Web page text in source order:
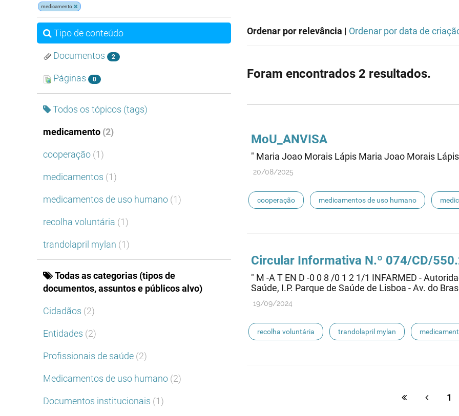
medicamento
Tipo de conteúdo
Documentos 2
Páginas 0
Todos os tópicos (tags)
medicamento (2)
cooperação (1)
medicamentos (1)
medicamentos de uso humano (1)
recolha voluntária (1)
trandolapril mylan (1)
Todas as categorias (tipos de
documentos, assuntos e públicos alvo)
Cidadãos (2)
Entidades (2)
Profissionais de saúde (2)
Medicamentos de uso humano (2)
Documentos institucionais (1)
Ordenar por relevância | Ordenar por data de
Foram encontrados 2 resultados.
MoU_ANVISA
" Maria Joao Morais Lápis Maria Joao Morais
20/08/2025
cooperação medicamentos de uso humano
Circular Informativa N.º 074/CD/
" M -A T EN D -0 0 8 /0 1 2 1/1 INFARMED -
Saúde, I.P. Parque de Saúde de Lisboa - Av. do
19/09/2024
recolha voluntária trandolapril mylan
1